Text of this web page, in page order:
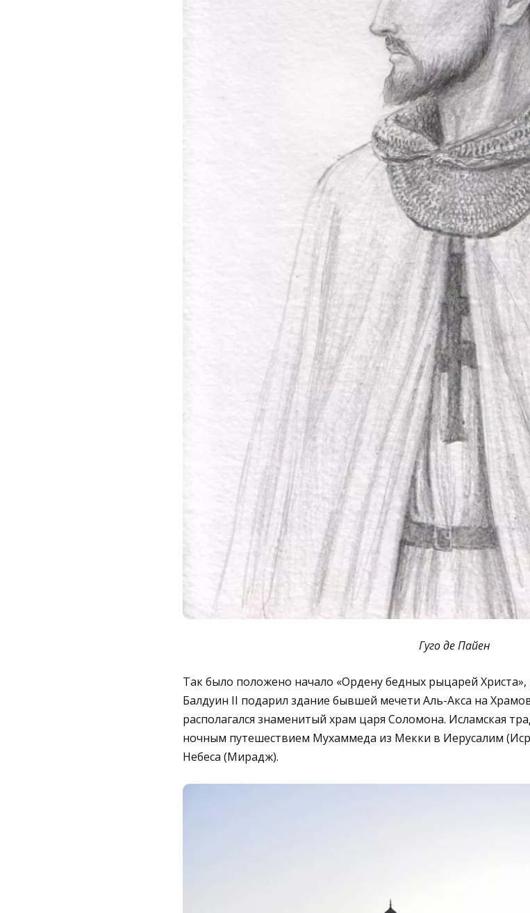
Гуго де Пайен
Так было положено начало «Ордену бедных рыцарей
Балдуин II подарил здание бывшей мечети Аль-Акса на
располагался знаменитый храм царя Соломона. Исламская
ночным путешествием Мухаммеда из Мекки в Иерусалим
Небеса (Мирадж).